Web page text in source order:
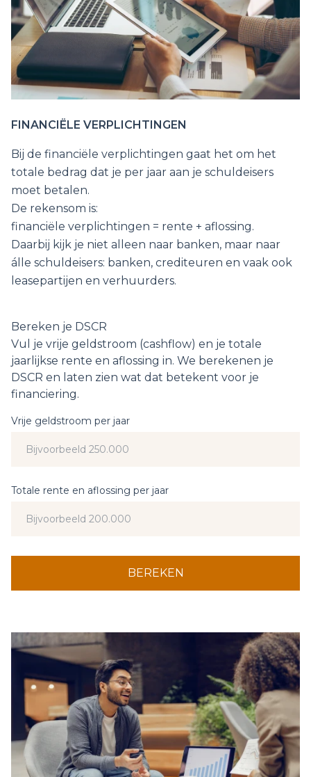
FINANCIËLE VERPLICHTINGEN
Bij de financiële verplichtingen gaat het om het
totale bedrag dat je per jaar aan je schuldeisers
moet betalen.
De rekensom is:
financiële verplichtingen = rente + aflossing.
Daarbij kijk je niet alleen naar banken, maar naar
álle schuldeisers: banken, crediteuren en vaak ook
leasepartijen en verhuurders.
1 Berekening
2 Ons advies
Bereken je DSCR
Vul je vrije geldstroom (cashflow) en je totale
jaarlijkse rente en aflossing in. We berekenen je
DSCR en laten zien wat dat betekent voor je
financiering.
Vrije geldstroom per jaar
Totale rente en aflossing per jaar
BEREKEN